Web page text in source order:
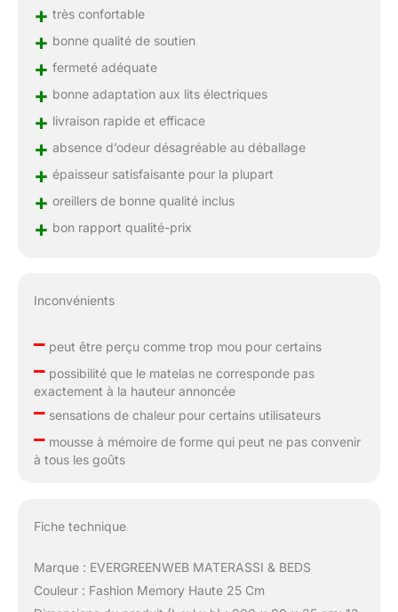
+ très confortable
+ bonne qualité de soutien
+ fermeté adéquate
+ bonne adaptation aux lits électriques
+ livraison rapide et efficace
+ absence d’odeur désagréable au déballage
+ épaisseur satisfaisante pour la plupart
+ oreillers de bonne qualité inclus
+ bon rapport qualité-prix
Inconvénients
–peut être perçu comme trop mou pour certains
–possibilité que le matelas ne corresponde pas
exactement à la hauteur annoncée
–sensations de chaleur pour certains utilisateurs
–mousse à mémoire de forme qui peut ne pas convenir
à tous les goûts
Fiche technique
Marque : EVERGREENWEB MATERASSI & BEDS
Couleur : Fashion Memory Haute 25 Cm